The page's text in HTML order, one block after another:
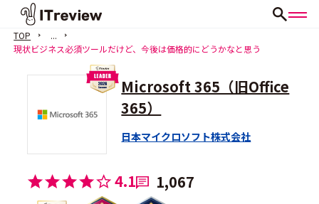
TOP
...
現状ビジネス必須ツールだけど、今後は価格的にどうかなと思う
Microsoft 365（旧Office
365）
日本マイクロソフト株式会社
4.1 1,067